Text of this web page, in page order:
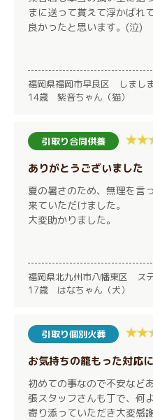
まに送って貰えて浮かばれ
良かったと思います。(泣)
福岡県福岡市早良区 しまし
14歳 紫音ちゃん（猫）
引取り合同供養
ありがとうございました
夏の暑さのため、無理を言
来ていただけました。
大変助かりました。
福岡県北九州市八幡東区 ス
17歳 はなちゃん（犬）
引取り個別火葬
お気持ちの籠もった対応
初めての事なので不安など
張スタッフさんも丁で、何
寄り添っていただき大変感